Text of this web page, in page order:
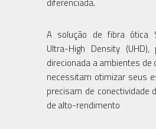
A solução de fibra ótica
Ultra-High Density
direcionada a ambientes de
necessitam otimizar seus
precisam de conectividade
de alto-rendimento